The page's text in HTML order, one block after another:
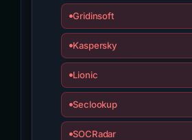
Gridinsoft
Kaspersky
Lionic
Seclookup
SOCRadar